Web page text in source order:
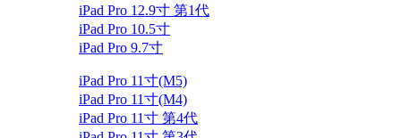
iPad Pro 12.9寸 第1代
iPad Pro 10.5寸
iPad Pro 9.7寸
iPad Pro 11寸(M5)
iPad Pro 11寸(M4)
iPad Pro 11寸 第4代